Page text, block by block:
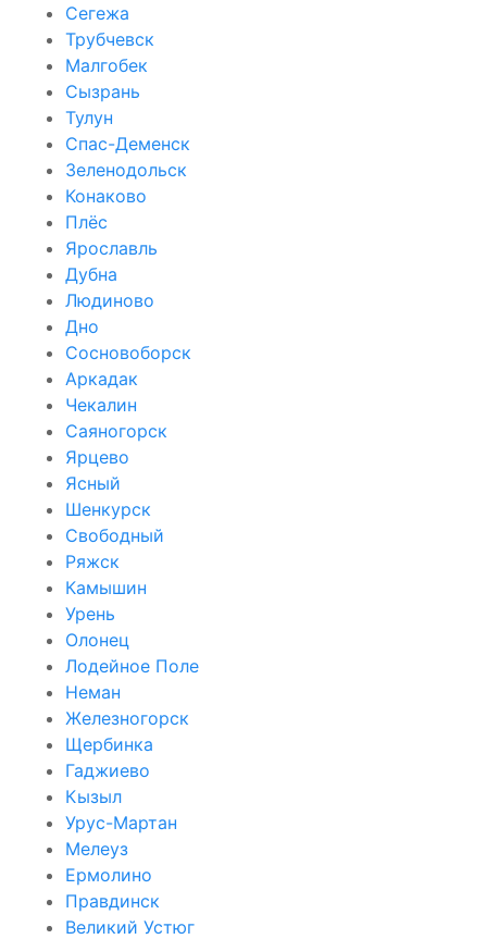
Сегежа
Трубчевск
Малгобек
Сызрань
Тулун
Спас-Деменск
Зеленодольск
Конаково
Плёс
Ярославль
Дубна
Людиново
Дно
Сосновоборск
Аркадак
Чекалин
Саяногорск
Ярцево
Ясный
Шенкурск
Свободный
Ряжск
Камышин
Урень
Олонец
Лодейное Поле
Неман
Железногорск
Щербинка
Гаджиево
Кызыл
Урус-Мартан
Мелеуз
Ермолино
Правдинск
Великий Устюг